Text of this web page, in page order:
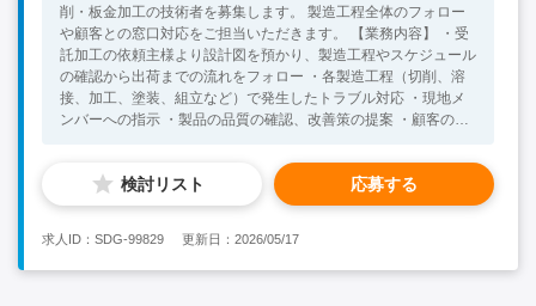
削・板金加工の技術者を募集します。 製造工程全体のフォロー
や顧客との窓口対応をご担当いただきます。 【業務内容】 ・受
託加工の依頼主様より設計図を預かり、製造工程やスケジュール
の確認から出荷までの流れをフォロー ・各製造工程（切削、溶
接、加工、塗装、組立など）で発生したトラブル対応 ・現地メ
ンバーへの指示 ・製品の品質の確認、改善策の提案 ・顧客の窓
図面を理解して加工や品質の確認までできる方 ※日本語通訳が
常駐しているため、語学力は不問です 【尚可条件】 ・製造工程
の管理経験をお持ちの方 ・海外勤務や現地スタッフへの指導経
検討リスト 応募する
求人ID：SDG-99829 更新日：2026/05/17